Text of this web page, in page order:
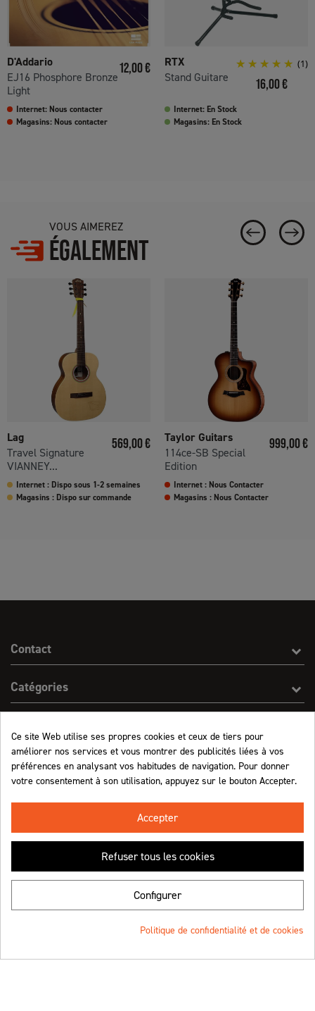
D'Addario
EJ16 Phosphore Bronze
Light
Prix
12,00 €
Internet: Nous contacter
Magasins: Nous contacter
RTX
Stand Guitare
(1)
Prix
16,00 €
Internet: En Stock
Magasins: En Stock
VOUS AIMEREZ
ÉGALEMENT
Lag
Travel Signature
VIANNEY...
Prix
569,00 €
Internet : Dispo sous 1-2 semaines
Magasins : Dispo sur commande
Taylor Guitars
114ce-SB Special
Edition
Prix
999,00 €
Internet : Nous Contacter
Magasins : Nous Contacter
Contact
Catégories
Informations
Retrouvez-nous !
Ce site Web utilise ses propres cookies et ceux de tiers pour
améliorer nos services et vous montrer des publicités liées à vos
préférences en analysant vos habitudes de navigation. Pour donner
votre consentement à son utilisation, appuyez sur le bouton Accepter.
Accepter
Refuser tous les cookies
Configurer
Politique de confidentialité et de cookies